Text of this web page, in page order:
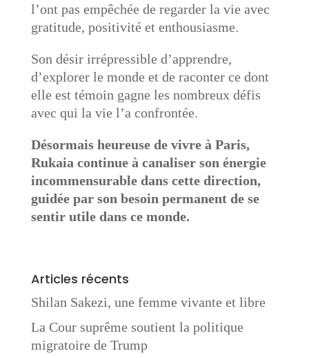
l’ont pas empêchée de regarder la vie avec
gratitude, positivité et enthousiasme.
Son désir irrépressible d’apprendre,
d’explorer le monde et de raconter ce dont
elle est témoin gagne les nombreux défis
avec qui la vie l’a confrontée.
Désormais heureuse de vivre à Paris,
Rukaia continue à canaliser son énergie
incommensurable dans cette direction,
guidée par son besoin permanent de se
sentir utile dans ce monde.
Articles récents
Shilan Sakezi, une femme vivante et libre
La Cour suprême soutient la politique
migratoire de Trump